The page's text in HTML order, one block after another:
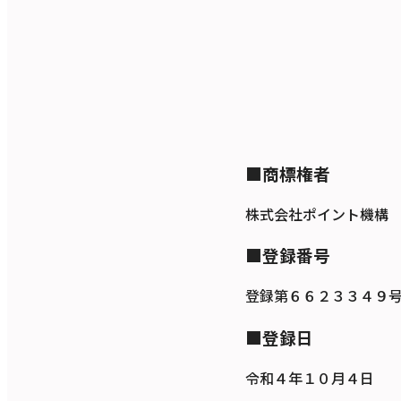
■商標権者
株式会社ポイント機構
■登録番号
登録第６６２３３４９
■登録日
令和４年１０月４日